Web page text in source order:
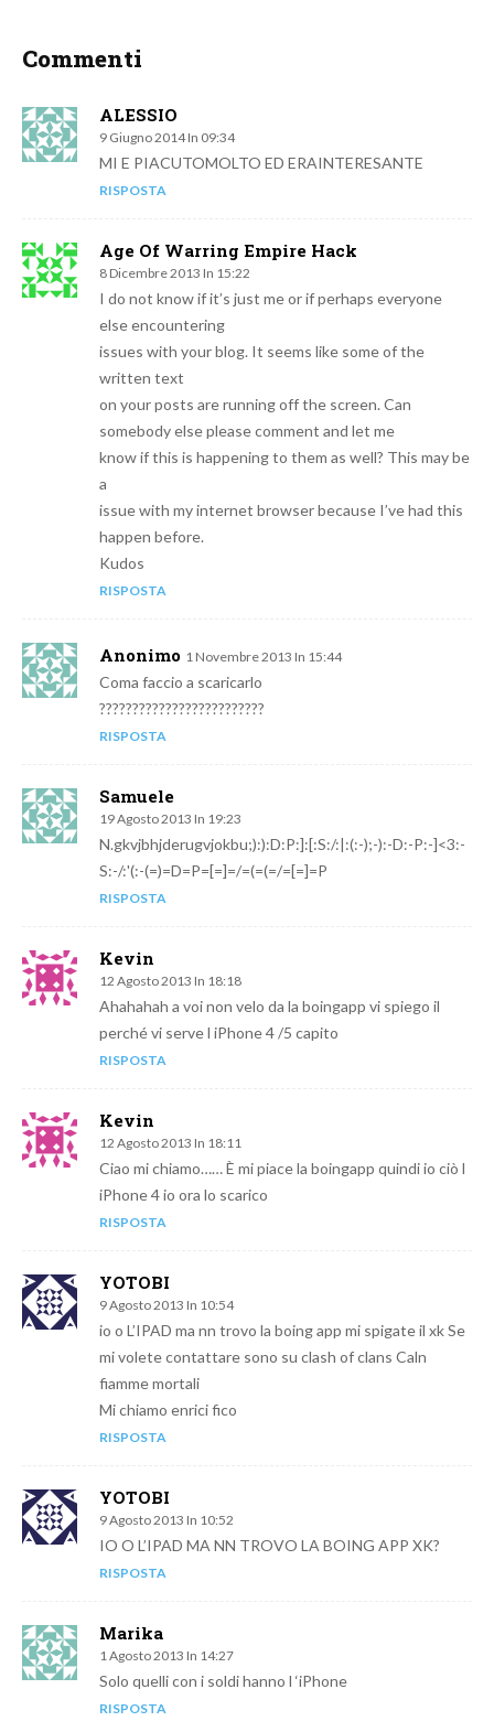
Commenti
ALESSIO
9 Giugno 2014 In 09:34
MI E PIACUTOMOLTO ED ERAINTERESANTE
RISPOSTA
Age Of Warring Empire Hack
8 Dicembre 2013 In 15:22
I do not know if it’s just me or if perhaps everyone
else encountering
issues with your blog. It seems like some of the
written text
on your posts are running off the screen. Can
somebody else please comment and let me
know if this is happening to them as well? This may be
a
issue with my internet browser because I’ve had this
happen before.
Kudos
RISPOSTA
Anonimo 1 Novembre 2013 In 15:44
Coma faccio a scaricarlo
?????????????????????????
RISPOSTA
Samuele
19 Agosto 2013 In 19:23
N.gkvjbhjderugvjokbu;):):D:P:]:[:S:/:|:(:-);-):-D:-P:-]<3:-
S:-/:'(:-(=)=D=P=[=]=/=(=(=/=[=]=P
RISPOSTA
Kevin
12 Agosto 2013 In 18:18
Ahahahah a voi non velo da la boingapp vi spiego il
perché vi serve l iPhone 4 /5 capito
RISPOSTA
Kevin
12 Agosto 2013 In 18:11
Ciao mi chiamo…… È mi piace la boingapp quindi io ciò l
iPhone 4 io ora lo scarico
RISPOSTA
YOTOBI
9 Agosto 2013 In 10:54
io o L’IPAD ma nn trovo la boing app mi spigate il xk Se
mi volete contattare sono su clash of clans Caln
fiamme mortali
Mi chiamo enrici fico
RISPOSTA
YOTOBI
9 Agosto 2013 In 10:52
IO O L’IPAD MA NN TROVO LA BOING APP XK?
RISPOSTA
Marika
1 Agosto 2013 In 14:27
Solo quelli con i soldi hanno l ‘iPhone
RISPOSTA